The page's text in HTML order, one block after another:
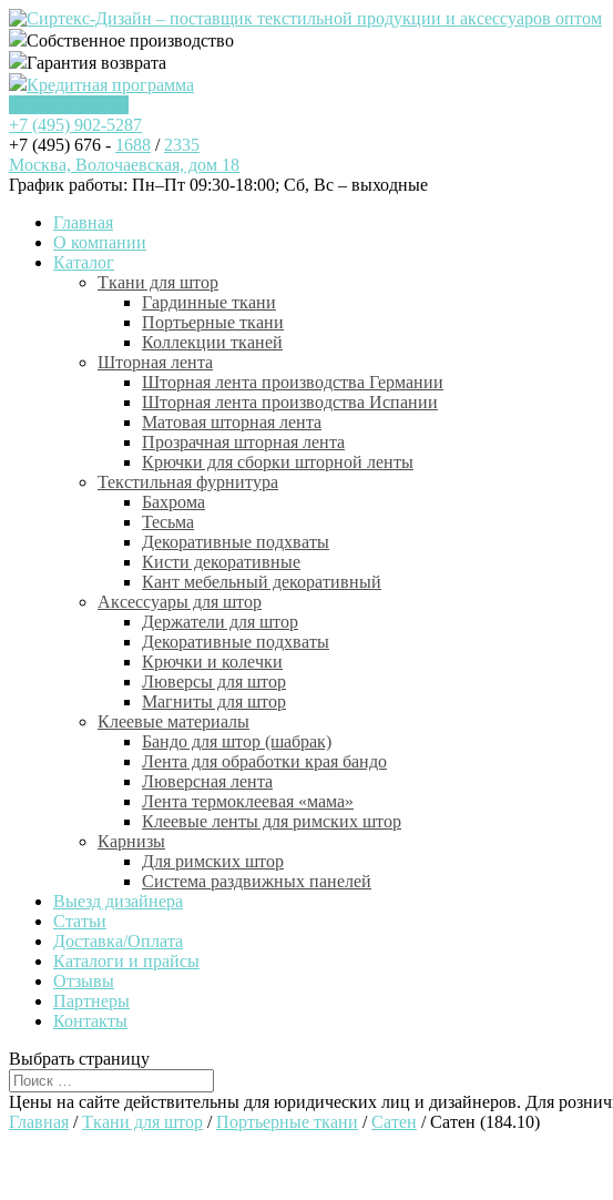
Собственное производство
Гарантия возврата
Кредитная программа
+7 (495) 902-5287
+7 (495) 676 - 1688 / 2335
Москва, Волочаевская, дом 18
График работы: Пн–Пт 09:30-18:00; Cб, Вс – выходные
Главная
О компании
Каталог
Ткани для штор
Гардинные ткани
Портьерные ткани
Коллекции тканей
Шторная лента
Шторная лента производства Германии
Шторная лента производства Испании
Матовая шторная лента
Прозрачная шторная лента
Крючки для сборки шторной ленты
Текстильная фурнитура
Бахрома
Тесьма
Декоративные подхваты
Кисти декоративные
Кант мебельный декоративный
Аксессуары для штор
Держатели для штор
Декоративные подхваты
Крючки и колечки
Люверсы для штор
Магниты для штор
Клеевые материалы
Бандо для штор (шабрак)
Лента для обработки края бандо
Люверсная лента
Лента термоклеевая «мама»
Клеевые ленты для римских штор
Карнизы
Для римских штор
Система раздвижных панелей
Выезд дизайнера
Статьи
Доставка/Оплата
Каталоги и прайсы
Отзывы
Партнеры
Контакты
Выбрать страницу
Цены на сайте действительны для юридических лиц и дизайнеров. Для
Главная /Ткани для штор /Портьерные ткани /Сатен / Сатен (184.10)